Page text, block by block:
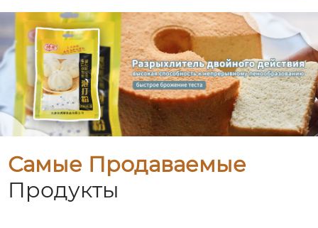
Самые Продаваемые
Продукты